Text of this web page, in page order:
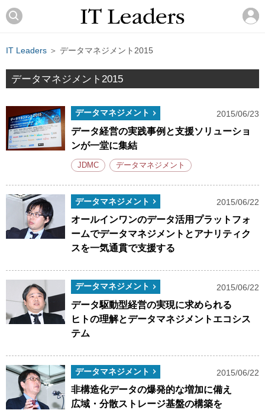
IT Leaders ＞ データマネジメント2015
データマネジメント2015
データマネジメント 2015/06/23
データ経営の実践事例と支援ソリューショ
ンが一堂に集結
JDMC データマネジメント
データマネジメント 2015/06/22
オールインワンのデータ活用プラットフォ
ームでデータマネジメントとアナリティク
スを一気通貫で支援する
データマネジメント 2015/06/22
データ駆動型経営の実現に求められる
ヒトの理解とデータマネジメントエコシス
テム
データマネジメント 2015/06/22
非構造化データの爆発的な増加に備え
広域・分散ストレージ基盤の構築を